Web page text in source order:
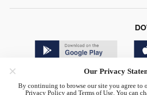
Our Privacy
By continuing to browse our site you agree to
Privacy Policy and Terms of Use. You can